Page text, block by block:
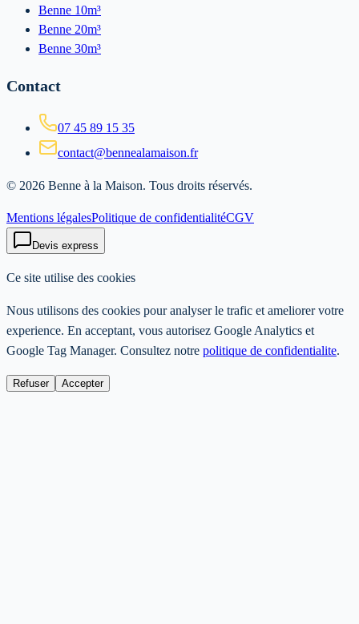
Benne 10m³
Benne 20m³
Benne 30m³
Contact
07 45 89 15 35
contact@bennealamaison.fr
© 2026 Benne à la Maison. Tous droits réservés.
Mentions légalesPolitique de confidentialitéCGV
Devis express
Ce site utilise des cookies
Nous utilisons des cookies pour analyser le trafic et ameliorer votre
experience. En acceptant, vous autorisez Google Analytics et
Google Tag Manager. Consultez notre politique de confidentialite.
Refuser Accepter